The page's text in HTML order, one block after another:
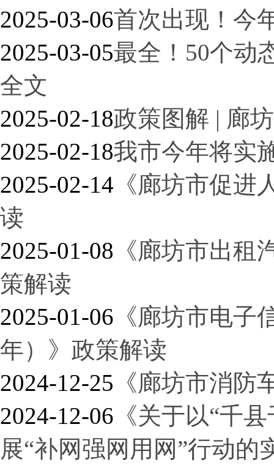
2025-03-06首次出现！今
2025-03-05最全！50个动
全文
2025-02-18政策图解 | 廊
2025-02-18我市今年将实
2025-02-14 《廊坊市促
读
2025-01-08 《廊坊市出
策解读
2025-01-06 《廊坊市电子
年）》政策解读
2024-12-25 《廊坊市消防
2024-12-06 《关于以“千
展“补网强网用网”行动